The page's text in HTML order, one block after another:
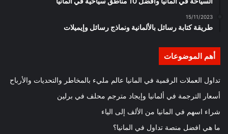
15/11/2023
طريقة كتابة رسائل بالألمانية ونماذج رسائل وإيميلات
أهم الموضوعات
تداول العملات الرقمية في المانيا عالم مليء بالمخاطر والتحديات والأرباح
أسعار الترجمة في ألمانيا وإيجاد مترجم محلف في برلين
شراء اسهم في المانيا من الألف إلى الياء
ما هي افضل منصة تداول في المانيا؟